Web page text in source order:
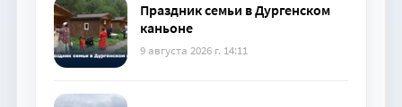
Праздник семьи в Дургенском
каньоне
9 августа 2026 г. 14:11